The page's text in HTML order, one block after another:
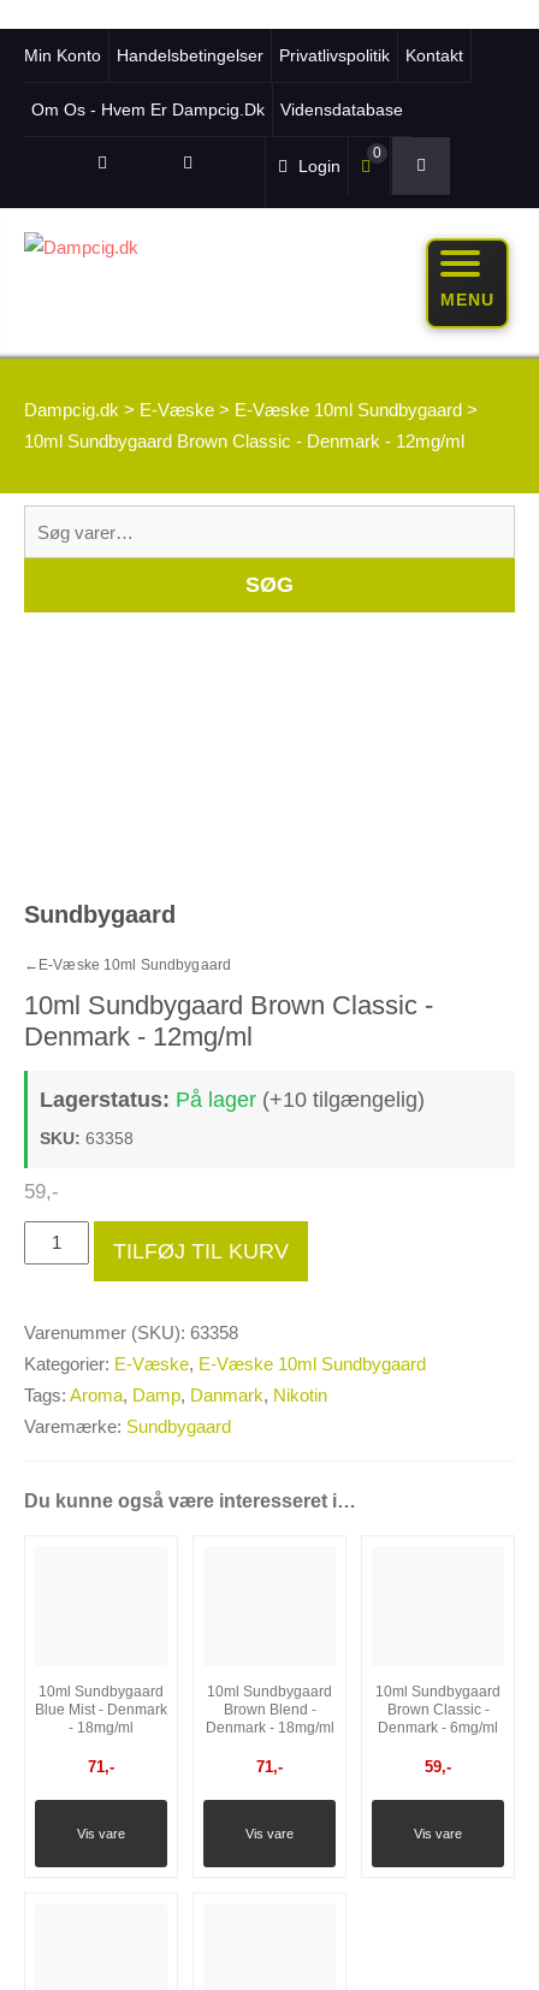
Min Konto Handelsbetingelser Privatlivspolitik Kontakt
Om Os - Hvem Er Dampcig.dk Vidensdatabase
Login
0
MENU
Dampcig.dk > E-Væske > E-Væske 10ml Sundbygaard >
10ml Sundbygaard Brown Classic - Denmark - 12mg/ml
SØG
Sundbygaard
← E-Væske 10ml Sundbygaard
10ml Sundbygaard Brown Classic -
Denmark - 12mg/ml
Lagerstatus: På lager (+10 tilgængelig)
SKU: 63358
59,-
10ml
Sundbygaard
Classic
-
Denmark
-
TILFØJ TIL KURV
Varenummer (SKU): 63358
Kategorier: E-Væske, E-Væske 10ml Sundbygaard
Tags: Aroma, Damp, Danmark, Nikotin
Varemærke: Sundbygaard
Du kunne også være interesseret i…
10ml Sundbygaard
Blue Mist - Denmark
- 18mg/ml
71,-
Vis vare
10ml Sundbygaard
Brown Blend -
Denmark - 18mg/ml
71,-
Vis vare
10ml Sundbygaard
Brown Classic -
Denmark - 6mg/ml
59,-
Vis vare